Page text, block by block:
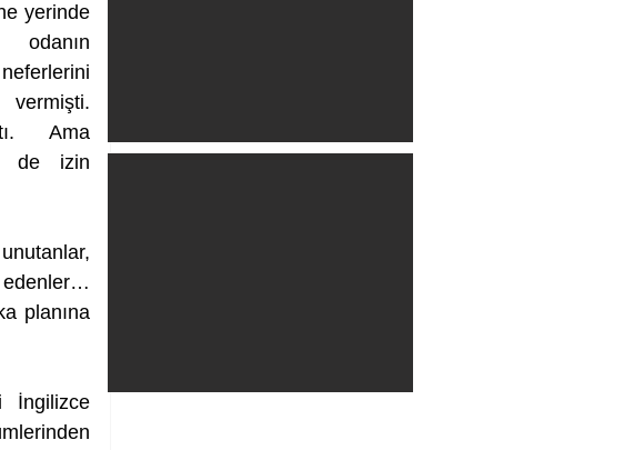
yerinde
vermişti.
Ama
de izin
edenler…
planına
İngilizce